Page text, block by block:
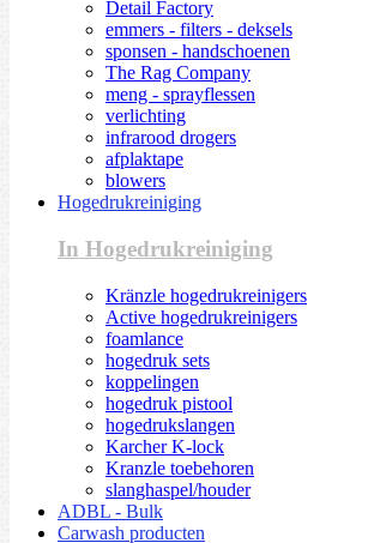
Detail Factory
emmers - filters - deksels
sponsen - handschoenen
The Rag Company
meng - sprayflessen
verlichting
infrarood drogers
afplaktape
blowers
Hogedrukreiniging
In Hogedrukreiniging
Kränzle hogedrukreinigers
Active hogedrukreinigers
foamlance
hogedruk sets
koppelingen
hogedruk pistool
hogedrukslangen
Karcher K-lock
Kranzle toebehoren
slanghaspel/houder
ADBL - Bulk
Carwash producten